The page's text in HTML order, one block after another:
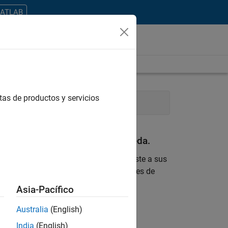
Technical Writing
con sus criterios de búsqueda.
ninguna vacante que se ajuste a sus
sobre nuevas oportunidades de
todos los empleos en su zona.
de productos y servicios
Asia-Pacífico
Australia (English)
India (English)